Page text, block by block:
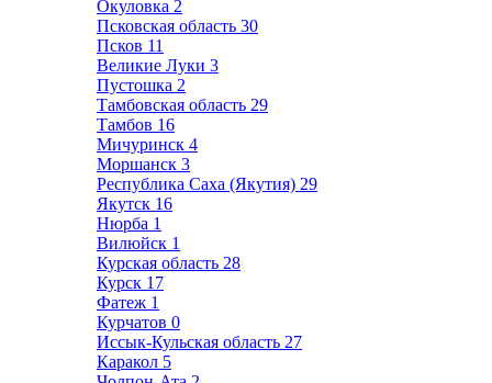
Окуловка 2
Псковская область 30
Псков 11
Великие Луки 3
Пустошка 2
Тамбовская область 29
Тамбов 16
Мичуринск 4
Моршанск 3
Республика Саха (Якутия) 29
Якутск 16
Нюрба 1
Вилюйск 1
Курская область 28
Курск 17
Фатеж 1
Курчатов 0
Иссык-Кульская область 27
Каракол 5